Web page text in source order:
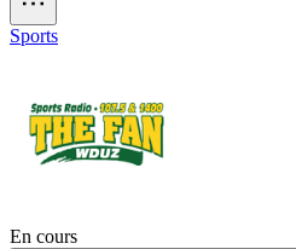
Sports
En cours